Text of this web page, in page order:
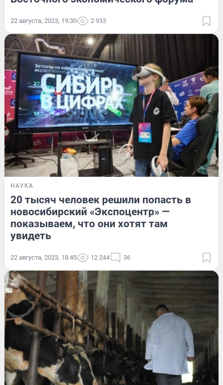
22 августа, 2023, 19:30 2 933
НАУКА
20 тысяч человек решили попасть в
новосибирский «Экспоцентр» —
показываем, что они хотят там
увидеть
22 августа, 2023, 18:45 12 244 36